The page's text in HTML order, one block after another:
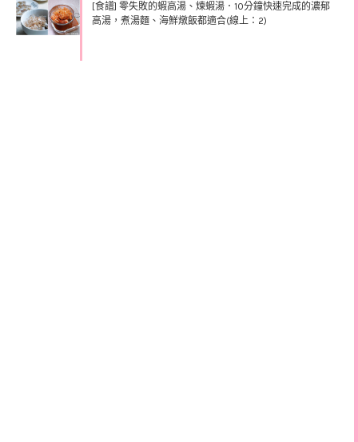
[食譜] 零失敗的蝦高湯、煉蝦湯．10分鐘快速完成的濃郁
高湯，煮湯麵、海鮮燉飯都適合(線上：2)